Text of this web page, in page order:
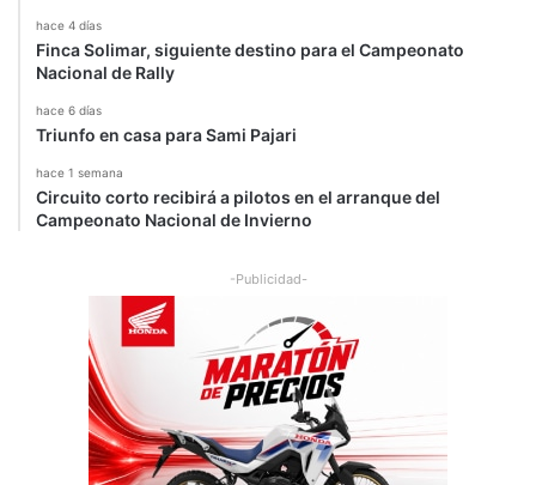
hace 4 días
Finca Solimar, siguiente destino para el Campeonato
Nacional de Rally
hace 6 días
Triunfo en casa para Sami Pajari
hace 1 semana
Circuito corto recibirá a pilotos en el arranque del
Campeonato Nacional de Invierno
-Publicidad-